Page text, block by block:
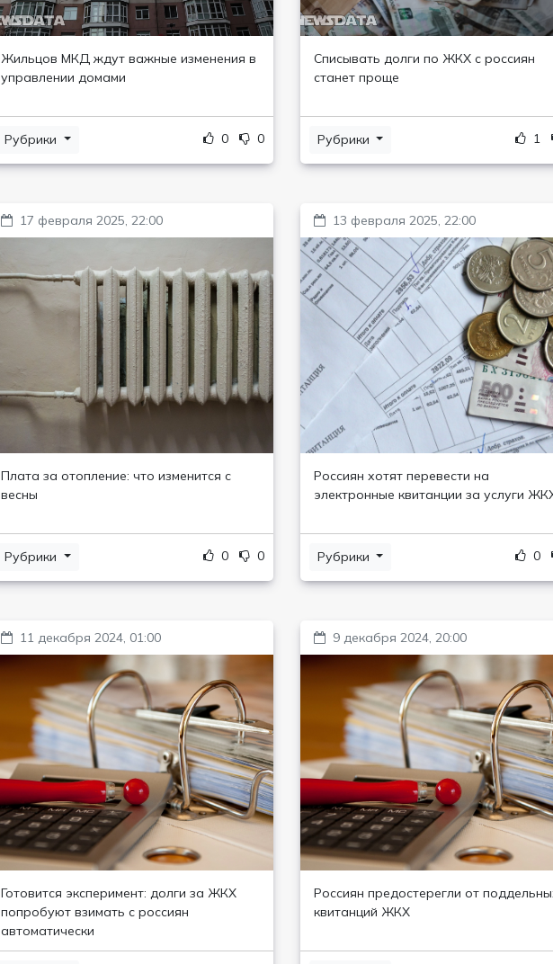
Жильцов МКД ждут важные изменения в
управлении домами
Рубрики 0 0
Списывать долги по ЖКХ с россиян
станет проще
Рубрики 1
17 февраля 2025, 22:00
Плата за отопление: что изменится с
весны
Рубрики 0 0
13 февраля 2025, 22:00
Россиян хотят перевести на
электронные квитанции за услуги
Рубрики 0
11 декабря 2024, 01:00
Готовится эксперимент: долги за ЖКХ
попробуют взимать с россиян
автоматически
9 декабря 2024, 20:00
Россиян предостерегли от
квитанций ЖКХ